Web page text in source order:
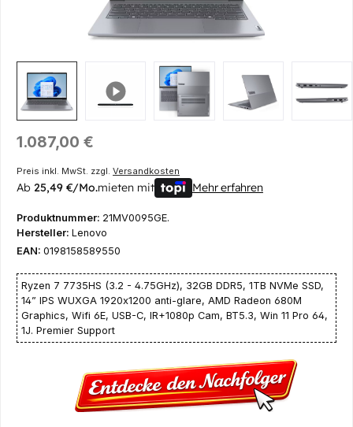
Regulärer Preis:
1.087,00 €
Preis inkl. MwSt. zzgl. Versandkosten
Ab 25,49 €/Mo.mieten mit Mehr erfahren
Produktnummer: 21MV0095GE.
Hersteller: Lenovo
EAN: 0198158589550
Ryzen 7 7735HS (3.2 - 4.75GHz), 32GB DDR5, 1TB NVMe SSD,
14” IPS WUXGA 1920x1200 anti-glare, AMD Radeon 680M
Graphics, Wifi 6E, USB-C, IR+1080p Cam, BT5.3, Win 11 Pro 64,
1J. Premier Support